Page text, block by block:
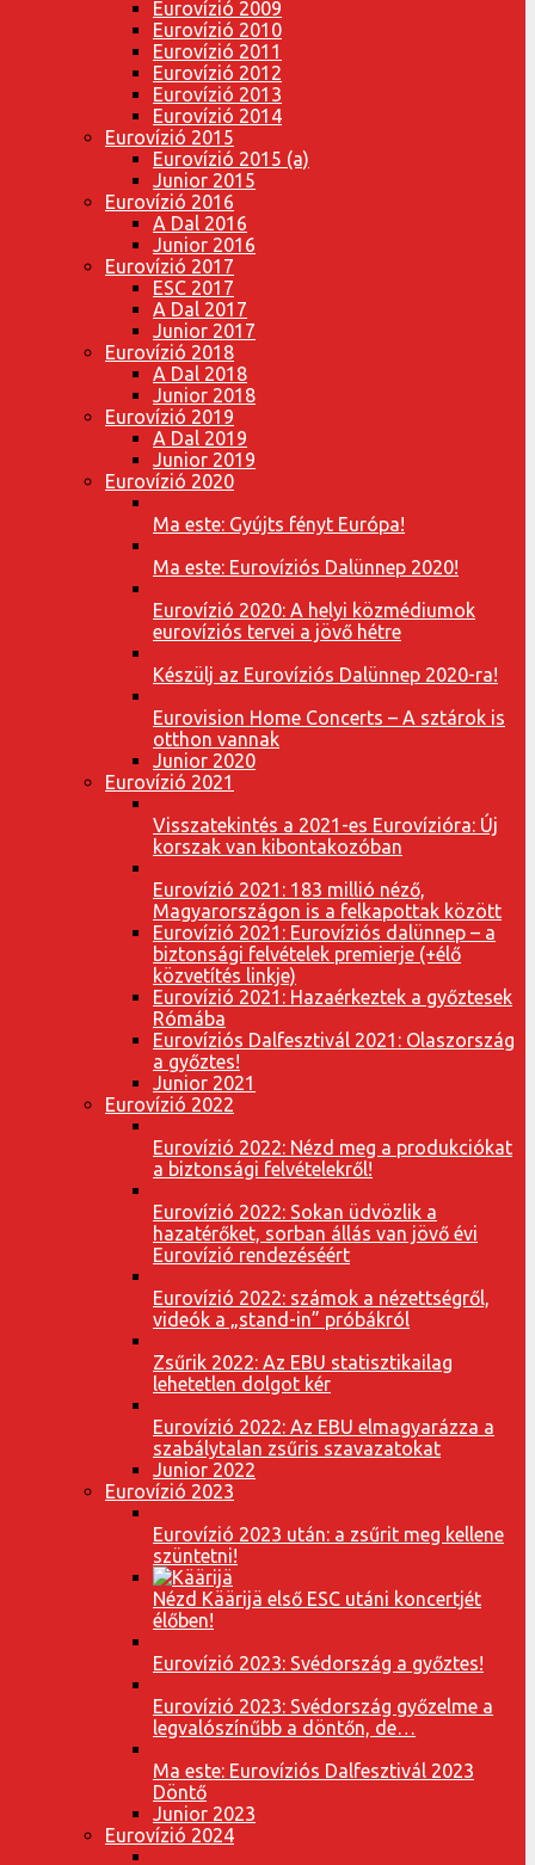
Eurovízió 2009
Eurovízió 2010
Eurovízió 2011
Eurovízió 2012
Eurovízió 2013
Eurovízió 2014
Eurovízió 2015
Eurovízió 2015 (a)
Junior 2015
Eurovízió 2016
A Dal 2016
Junior 2016
Eurovízió 2017
ESC 2017
A Dal 2017
Junior 2017
Eurovízió 2018
A Dal 2018
Junior 2018
Eurovízió 2019
A Dal 2019
Junior 2019
Eurovízió 2020
Ma este: Gyújts fényt Európa!
Ma este: Eurovíziós Dalünnep 2020!
Eurovízió 2020: A helyi közmédiumok
eurovíziós tervei a jövő hétre
Készülj az Eurovíziós Dalünnep 2020-ra!
Eurovision Home Concerts – A sztárok is
otthon vannak
Junior 2020
Eurovízió 2021
Visszatekintés a 2021-es Eurovízióra: Új
korszak van kibontakozóban
Eurovízió 2021: 183 millió néző,
Magyarországon is a felkapottak között
Eurovízió 2021: Eurovíziós dalünnep – a
biztonsági felvételek premierje (+élő
közvetítés linkje)
Eurovízió 2021: Hazaérkeztek a győztesek
Rómába
Eurovíziós Dalfesztivál 2021: Olaszország
a győztes!
Junior 2021
Eurovízió 2022
Eurovízió 2022: Nézd meg a produkciókat
a biztonsági felvételekről!
Eurovízió 2022: Sokan üdvözlik a
hazatérőket, sorban állás van jövő évi
Eurovízió rendezéséért
Eurovízió 2022: számok a nézettségről,
videók a „stand-in” próbákról
Zsűrik 2022: Az EBU statisztikailag
lehetetlen dolgot kér
Eurovízió 2022: Az EBU elmagyarázza a
szabálytalan zsűris szavazatokat
Junior 2022
Eurovízió 2023
Eurovízió 2023 után: a zsűrit meg kellene
szüntetni!
Nézd Käärijä első ESC utáni koncertjét
élőben!
Eurovízió 2023: Svédország a győztes!
Eurovízió 2023: Svédország győzelme a
legvalószínűbb a döntőn, de…
Ma este: Eurovíziós Dalfesztivál 2023
Döntő
Junior 2023
Eurovízió 2024